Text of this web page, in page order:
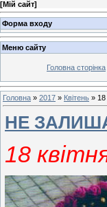
[Мій сайт]
Форма входу
Меню сайту
Головна сторінка
Головна » 2017 » Квітень » 18
НЕ
18